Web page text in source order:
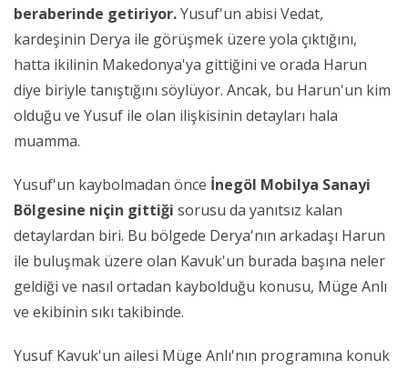
beraberinde getiriyor.Yusuf'un abisi Vedat,
kardeşinin Derya ile görüşmek üzere yola çıktığını,
hatta ikilinin Makedonya'ya gittiğini ve orada Harun
diye biriyle tanıştığını söylüyor. Ancak, bu Harun'un kim
olduğu ve Yusuf ile olan ilişkisinin detayları hala
muamma.
Yusuf'un kaybolmadan önce İnegöl Mobilya Sanayi
Bölgesine niçin gittiği sorusu da yanıtsız kalan
detaylardan biri. Bu bölgede Derya'nın arkadaşı Harun
ile buluşmak üzere olan Kavuk'un burada başına neler
geldiği ve nasıl ortadan kaybolduğu konusu, Müge Anlı
ve ekibinin sıkı takibinde.
Yusuf Kavuk'un ailesi Müge Anlı'nın programına konuk